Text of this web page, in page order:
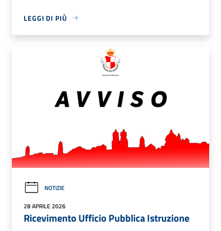
LEGGI DI PIÙ
NOTIZIE
28 APRILE 2026
Ricevimento Ufficio Pubblica Istruzione